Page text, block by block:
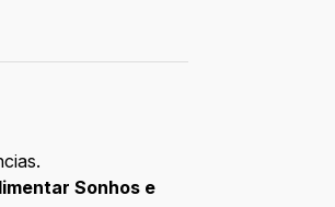
Sonhos e